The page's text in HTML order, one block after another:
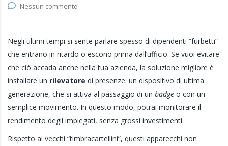
Nessun commento
Negli ultimi tempi si sente parlare spesso di dipendenti “furbetti”
che entrano in ritardo o escono prima dall’ufficio. Se vuoi evitare
che ciò accada anche nella tua azienda, la soluzione migliore è
installare un rilevatore di presenze: un dispositivo di ultima
generazione, che si attiva al passaggio di un badge o con un
semplice movimento. In questo modo, potrai monitorare il
rendimento degli impiegati, senza grossi investimenti.
Rispetto ai vecchi “timbracartellini”, questi apparecchi non